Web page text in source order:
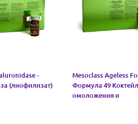
-
(лиофилизат)
Mesoclass Ageless
Формула 49
омоложения и